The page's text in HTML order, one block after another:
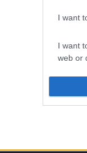
I want
I want
web or
I want
or app.